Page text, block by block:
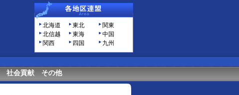
北海道 東北
関東
北信越
東海
中国
関西
四国 九州
社会貢献 その他